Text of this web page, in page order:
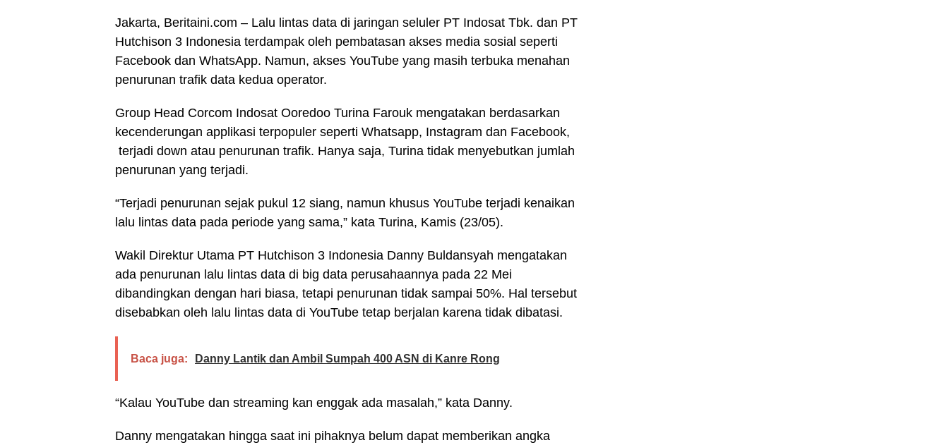
Jakarta, Beritaini.com – Lalu lintas data di jaringan seluler PT Indosat Tbk. dan PT
Hutchison 3 Indonesia terdampak oleh pembatasan akses media sosial seperti
Facebook dan WhatsApp. Namun, akses YouTube yang masih terbuka menahan
penurunan trafik data kedua operator.
Group Head Corcom Indosat Ooredoo Turina Farouk mengatakan berdasarkan
kecenderungan applikasi terpopuler seperti Whatsapp, Instagram dan Facebook,
terjadi down atau penurunan trafik. Hanya saja, Turina tidak menyebutkan jumlah
penurunan yang terjadi.
“Terjadi penurunan sejak pukul 12 siang, namun khusus YouTube terjadi kenaikan
lalu lintas data pada periode yang sama,” kata Turina, Kamis (23/05).
Wakil Direktur Utama PT Hutchison 3 Indonesia Danny Buldansyah mengatakan
ada penurunan lalu lintas data di big data perusahaannya pada 22 Mei
dibandingkan dengan hari biasa, tetapi penurunan tidak sampai 50%. Hal tersebut
disebabkan oleh lalu lintas data di YouTube tetap berjalan karena tidak dibatasi.
Baca juga: Danny Lantik dan Ambil Sumpah 400 ASN di Kanre Rong
“Kalau YouTube dan streaming kan enggak ada masalah,” kata Danny.
Danny mengatakan hingga saat ini pihaknya belum dapat memberikan angka